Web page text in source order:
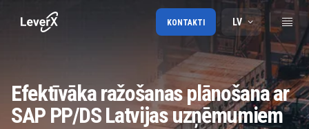
LV
KONTAKTI
Efektīvāka ražošanas plānošana ar
SAP PP/DS Latvijas uzņēmumiem